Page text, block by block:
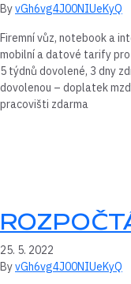
ByvGh6vg4J00NIUeKyQ
Firemní vůz, notebook a
mobilní a datové tarify pro
5 týdnů dovolené, 3 dny
dovolenou – doplatek
pracovišti zdarma
25. 5. 2022
ByvGh6vg4J00NIUeKyQ